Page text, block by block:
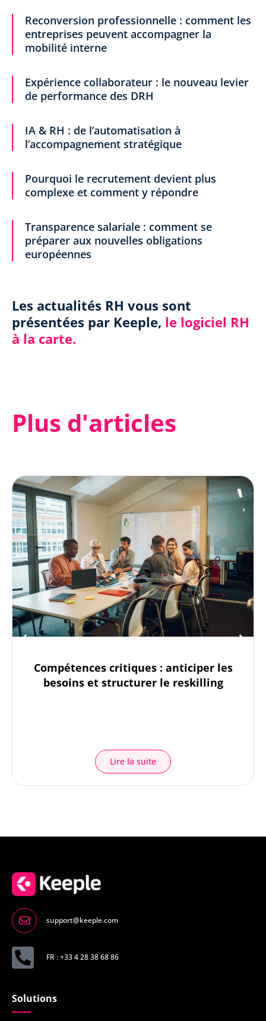
Reconversion professionnelle : comment les
entreprises peuvent accompagner la
mobilité interne
Expérience collaborateur : le nouveau levier
de performance des DRH
IA & RH : de l’automatisation à
l’accompagnement stratégique
Pourquoi le recrutement devient plus
complexe et comment y répondre
Transparence salariale : comment se
préparer aux nouvelles obligations
européennes
Les actualités RH vous sont
présentées par Keeple, le logiciel RH
à la carte.
Plus d'articles
Compétences critiques : anticiper les
besoins et structurer le reskilling
Lire la suite
support@keeple.com
FR : +33 4 28 38 68 86
Solutions